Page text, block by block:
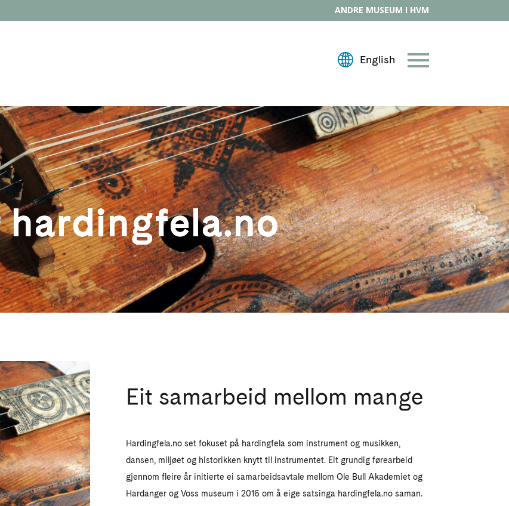
ANDRE MUSEUM I HVM
hardingfela.no
Eit samarbeid mellom mange
Hardingfela.no set fokuset på hardingfela som instrument og musikken,
dansen, miljøet og historikken knytt til instrumentet. Eit grundig førearbeid
gjennom fleire år initierte ei samarbeidsavtale mellom Ole Bull Akademiet og
Hardanger og Voss museum i 2016 om å eige satsinga hardingfela.no saman.